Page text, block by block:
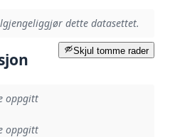
dette datasettet.
Skjul tomme rader
oppgitt
oppgitt